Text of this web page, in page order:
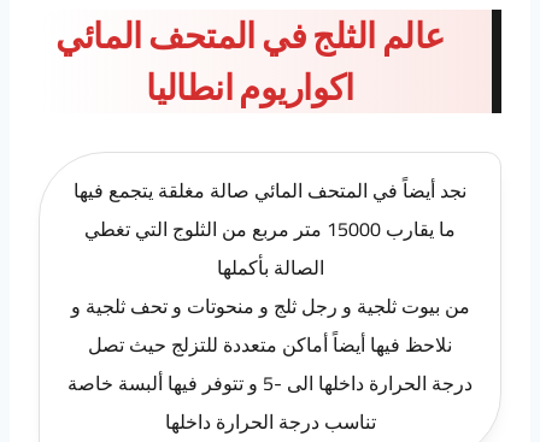
عالم الثلج في المتحف المائي
اكواريوم انطاليا
نجد أيضاً في المتحف المائي صالة مغلقة يتجمع فيها
ما يقارب 15000 متر مربع من الثلوج التي تغطي
الصالة بأكملها
من بيوت ثلجية و رجل ثلج و منحوتات و تحف ثلجية و
نلاحظ فيها أيضاً أماكن متعددة للتزلج حيث تصل
درجة الحرارة داخلها الى -5 و تتوفر فيها ألبسة خاصة
تناسب درجة الحرارة داخلها